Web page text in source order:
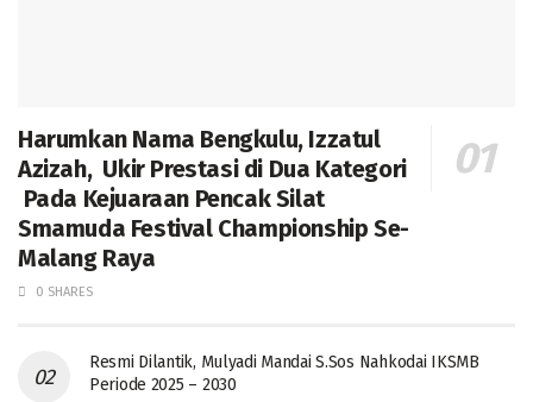
Harumkan Nama Bengkulu, Izzatul
Azizah, Ukir Prestasi di Dua Kategori
Pada Kejuaraan Pencak Silat
Smamuda Festival Championship Se-
Malang Raya
0 SHARES
Resmi Dilantik, Mulyadi Mandai S.Sos Nahkodai IKSMB
Periode 2025 – 2030